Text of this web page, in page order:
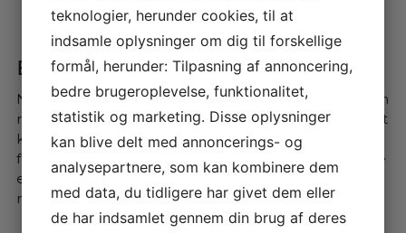
Bliv klogere på ladeløsninger
Når du køber el- eller hybridbil, er det vigtigt med den
rette ladeløsning. Der findes mange udbydere, og det
kan være en jungle at finde rundt i – især som
førstegangskøber. Derfor hjælper vi dig med at vælge
en løsning, der passer til dine behov. Vi samarbejder
med tre pålidelige udbydere: Clever, OK og LOOAD.
teknologier, herunder cookies, til at
indsamle oplysninger om dig til forskellige
formål, herunder: Tilpasning af annoncering,
bedre brugeroplevelse, funktionalitet,
statistik og marketing. Disse oplysninger
kan blive delt med annoncerings- og
analysepartnere, som kan kombinere dem
med data, du tidligere har givet dem eller
de har indsamlet gennem din brug af deres